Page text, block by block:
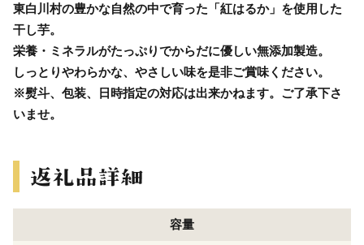
東白川村の豊かな自然の中で育った「紅はるか」を使用した
干し芋。
栄養・ミネラルがたっぷりでからだに優しい無添加製造。
しっとりやわらかな、やさしい味を是非ご賞味ください。
※熨斗、包装、日時指定の対応は出来かねます。ご了承下さ
いませ。
容量